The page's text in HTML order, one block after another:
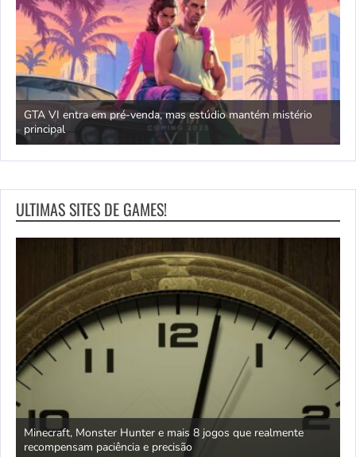
GTA VI entra em pré-venda, mas estúdio mantém mistério
principal
ULTIMAS SITES DE GAMES!
Minecraft, Monster Hunter e mais 8 jogos que realmente
recompensam paciência e precisão